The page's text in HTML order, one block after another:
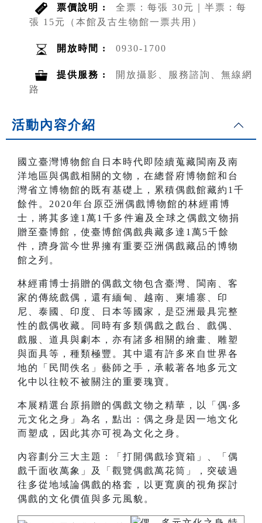
票價說明 :
全票：每張 30元｜半票：每
張 15元（本館及古生物館一票共用）
開放時間 : 0930-1700
提供服務 :
開放攝影、服務諮詢、無線網
路
活動內容介紹
國立臺灣博物館自日本時代即陸續蒐藏閩南及南
洋地區與偶戲相關的文物，在總督府博物館和台
灣省立博物館的既有基礎上，累積偶戲館藏約1千
餘件。2020年台原亞洲偶戲博物館的林經甫博
士，將其多達1萬1千多件遍及全球之偶戲文物捐
贈至臺博館，使臺博館偶戲典藏多達1萬5千餘
件，躋身當今世界擁有重要亞洲偶戲藏品的博物
館之列。
林經甫博士捐贈的偶戲文物包含臺灣、閩南、客
家的傳統戲偶，還有緬甸、越南、柬埔寨、印
尼、泰國、印度、日本等國家，是亞洲最具完整
性的戲偶收藏。同時有多類偶戲之戲台、戲偶、
戲服、道具與劇本，亦有諸多相關的繪畫、雕塑
與面具等，種類極豐。其中還有許多來自世界各
地的「民間佚名」藝師之手，承載著各地多元文
化中以往較不被關注的重要瑰寶。
本展精選台原捐贈的偶戲文物之精華，以「偶‧多
元文化之身」為名，點出：偶之身是因一地文化
而塑成，因此其亦可視為文化之身。
內容劃分三大主題：「打開偶戲珍寶箱」、「偶
戲千面收萬象」及「觀覽偶戲萬花筒」，突破過
往多從地域論偶戲的格套，以更寬廣的視角探討
偶戲的文化價值與多元風貌。